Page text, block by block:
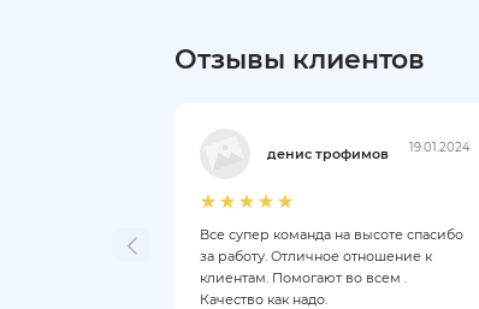
Отзывы клиентов
денис трофимов 19.01.2024
Все супер команда на высоте спасибо
за работу. Отличное отношение к
клиентам. Помогают во всем .
Качество как надо.